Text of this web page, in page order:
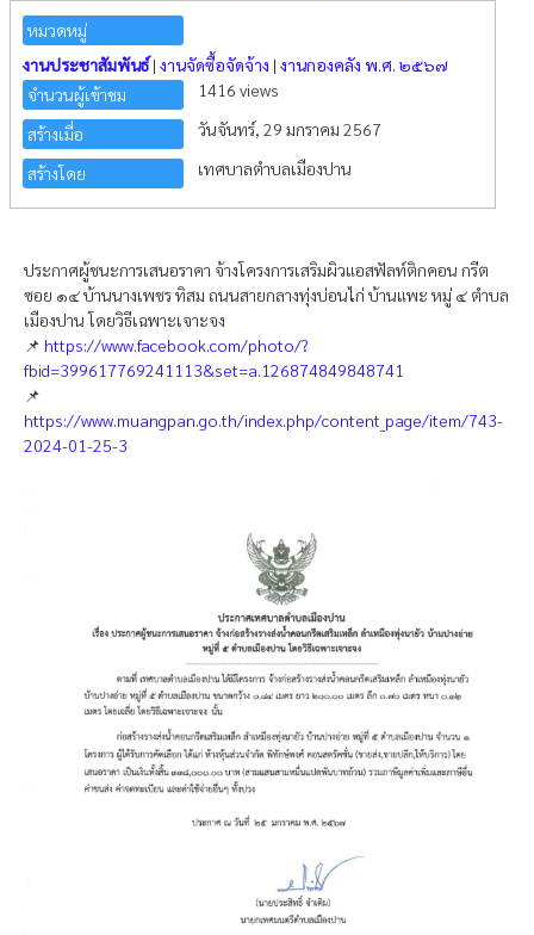
หมวดหมู่
งานประชาสัมพันธ์| งานจัดซื้อจัดจ้าง | งานกองคลัง พ.ศ. ๒๕๖๗
จำนวนผู้เข้าชม
1416 views
สร้างเมื่อ วันจันทร์, 29 มกราคม 2567
สร้างโดย เทศบาลตำบลเมืองปาน
ประกาศผู้ชนะการเสนอราคา จ้างโครงการเสริมผิวแอสฟัลท์ติกคอน กรีต
ซอย ๑๔ บ้านนางเพชร ทิสม ถนนสายกลางทุ่งบ่อนไก่ บ้านแพะ หมู่ ๔ ตำบล
เมืองปาน โดยวิธีเฉพาะเจาะจง
📌 https://www.facebook.com/photo/?
fbid=399617769241113&set=a.126874849848741
📌
https://www.muangpan.go.th/index.php/content_page/item/743-
2024-01-25-3